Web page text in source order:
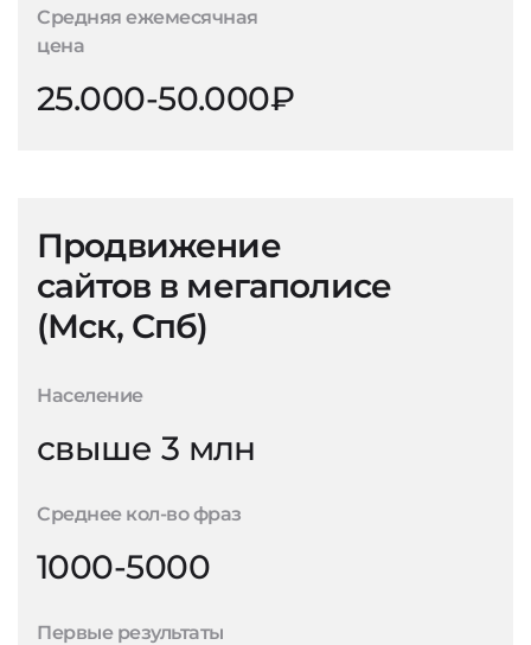
Средняя ежемесячная
цена
25.000-50.000₽
Продвижение
сайтов в мегаполисе
(Мск, Спб)
Население
свыше 3 млн
Среднее кол-во фраз
1000-5000
Первые результаты